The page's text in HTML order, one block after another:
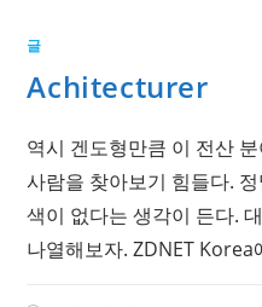
글
Achitecturer
역시 겐도형만큼 이 전산
사람을 찾아보기 힘들다.
색이 없다는 생각이 든다.
나열해보자. ZDNET